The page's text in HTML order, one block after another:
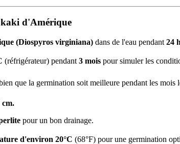
kaki d'Amérique
(Diospyros virginiana) dans de l'eau pendant 24
(réfrigérateur) pendant 3 mois pour simuler les
que la germination soit meilleure pendant les mois
cm.
pour un bon drainage.
d'environ 20°C (68°F) pour une germination